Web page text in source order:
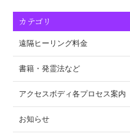
カテゴリ
遠隔ヒーリング料金
書籍・発霊法など
アクセスボディ各プロセス案内
お知らせ